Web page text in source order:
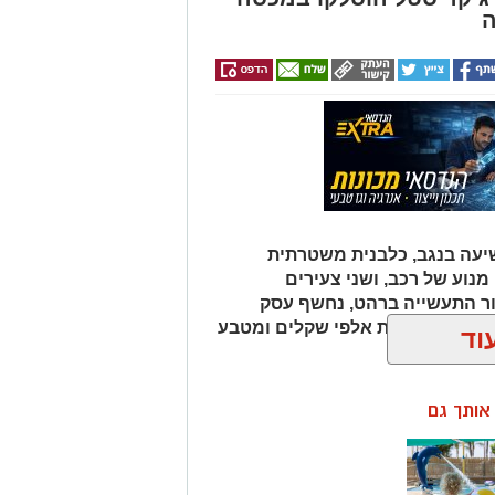
בנגב, כלבנית משטרתית
של רכב, ושני צעירים
התעשייה ברהט, נחשף עסק
ובו עשרות אלפי שקלים ומטבע
אותך גם